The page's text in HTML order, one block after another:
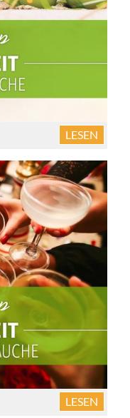
LESEN
LESEN